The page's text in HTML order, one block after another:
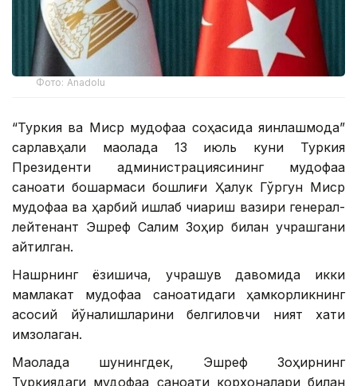
Фото: Аnadolu
“Туркия ва Миср мудофаа соҳасида яқинлашмоқда”
сарлавҳали мақолада 13 июль куни Туркия
Президенти администрациясининг мудофаа
саноати бошқармаси бошлиғи Ҳалук Гўргун Миср
мудофаа ва ҳарбий ишлаб чиқариш вазири генерал-
лейтенант Эшреф Салим Зоҳир билан учрашгани
айтилган.
Нашрнинг ёзишича, учрашув давомида икки
мамлакат мудофаа саноатидаги ҳамкорликнинг
асосий йўналишларини белгиловчи ният хати
имзолаган.
Мақолада шунингдек, Эшреф Зоҳирнинг
Туркиядаги мудофаа саноати корхоналари билан